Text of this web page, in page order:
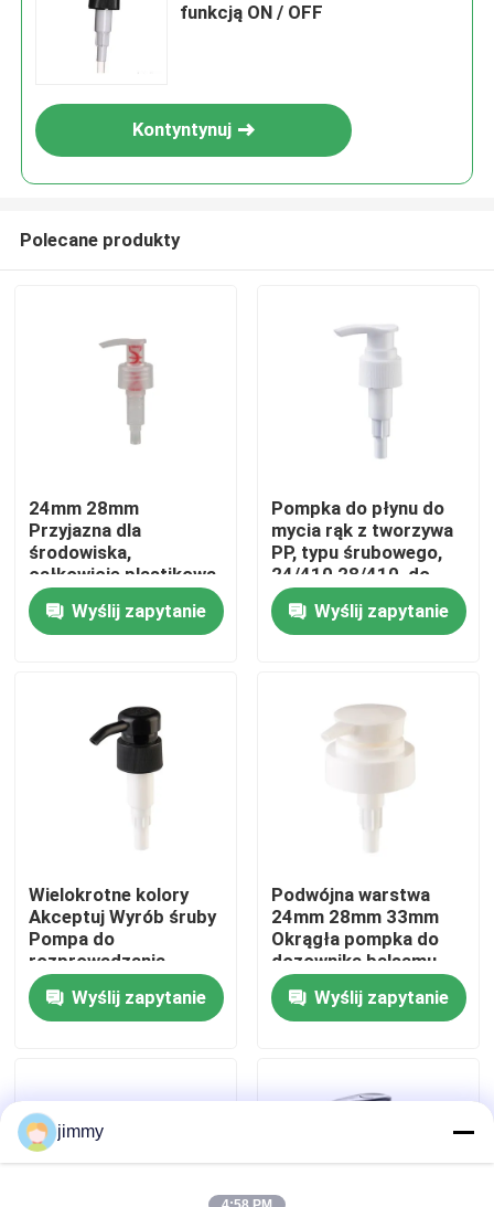
Dom
Produkty
Wycieczka po fabryce
Kontrola jakości
Skontaktuj się z nami
Sprawy
funkcją ON / OFF
Kontyntynuj
Polecane produkty
24mm 28mm
Przyjazna dla
środowiska,
całkowicie plastikowa
pompa emulsyjna
Pompka dozująca
wielokrotnego użytku
Wyślij zapytanie
Pompka do płynu do
mycia rąk z tworzywa
PP, typu śrubowego,
24/410 28/410, do
pielęgnacji osobistej
Wyślij zapytanie
Wielokrotne kolory
Akceptuj Wyrób śruby
Pompa do
rozprowadzania
balsamów z 28mm
30mm 32mm 38mm
Wyślij zapytanie
Podwójna warstwa
24mm 28mm 33mm
Okrągła pompka do
dozownika balsamu
Akceptuje
niestandardowy kolor
wtrysku
Wyślij zapytanie
jimmy